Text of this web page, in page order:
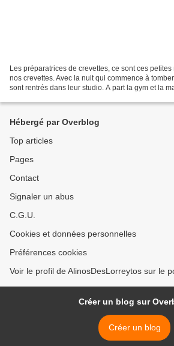
Les préparatrices de crevettes, ce sont ces
nos crevettes. Avec la nuit qui commence à
sont rentrés dans leur studio. A part la gym et la
Hébergé par Overblog
Top articles
Pages
Contact
Signaler un abus
C.G.U.
Cookies et données personnelles
Préférences cookies
Voir le profil de AlinosDesLorreytos sur le
Créer un blog sur
Créer un blog